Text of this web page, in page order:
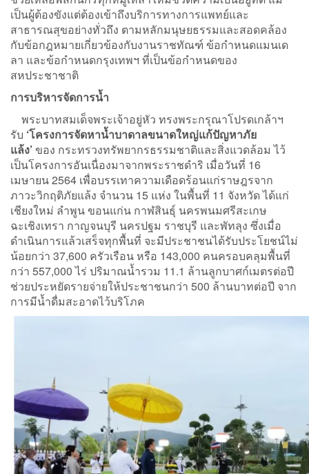
เป็นผู้ต้องขังแต่ต้องเข้าถึงบริการทางการแพทย์และ
สาธารณสุขอย่างทั่วถึง ตามหลักมนุษยธรรมและสอดคล้อง
กับข้อกฎหมายเกี่ยวข้องกับงานราชทัณฑ์ ข้อกำหนดแมนเด
ลา และข้อกำหนดกรุงเทพฯ ที่เป็นข้อกำหนดของ
สหประชาชาติ
การบริหารจัดการน้ำ
พระบาทสมเด็จพระเจ้าอยู่หัว ทรงพระกรุณาโปรดเกล้าฯ
รับ ‘โครงการจัดหาน้ำบาดาลขนาดใหญ่แก้ปัญหาภัย
แล้ง’ของ กระทรวงทรัพยากรธรรมชาติและสิ่งแวดล้อม ไว้
เป็นโครงการอันเนื่องมาจากพระราชดำริ เมื่อวันที่ 16
เมษายน 2564 เพื่อบรรเทาความเดือดร้อนแก่ราษฎรจาก
ภาวะวิกฤติภัยแล้ง จำนวน 15 แห่ง ในพื้นที่ 11 จังหวัด ได้แก่
เชียงใหม่ ลำพูน ขอนแก่น กาฬสินธุ์ นครพนมศรีสะเกษ
ฉะเชิงเทรา กาญจนบุรี นครปฐม ราชบุรี และพัทลุง ซึ่งเมื่อ
ดำเนินการแล้วเสร็จทุกพื้นที่ จะมีประชาชนได้รับประโยชน์ไม่
น้อยกว่า 37,600 ครัวเรือน หรือ 143,000 คนครอบคลุมพื้นที่
กว่า 557,000 ไร่ ปริมาณน้ำรวม 11.1 ล้านลูกบาศก์เมตรต่อปี
ช่วยประหยัดรายจ่ายให้ประชาชนกว่า 500 ล้านบาทต่อปี จาก
การมีน้ำดื่มสะอาดไว้บริโภค